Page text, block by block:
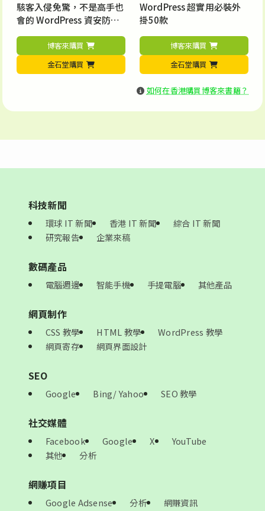
駭客入侵免驚，不是高手也
會的 WordPress 資安防禦
大全
博客來購買
金石堂購買
WordPress 超實用必裝外
掛50款
博客來購買
金石堂購買
如何在香港購買博客來書籍？
科技新聞
環球 IT 新聞 香港 IT 新聞
綜合 IT 新聞
研究報告
企業來稿
數碼產品
電腦週邊 智能手機 手提電腦 其他產品
網頁制作
CSS 教學 HTML 教學
WordPress 教學
網頁寄存
網頁界面設計
SEO
Google Bing/ Yahoo SEO 教學
社交媒體
Facebook Google X
YouTube
其他
分析
網賺項目
Google Adsense 分析
網賺資訊